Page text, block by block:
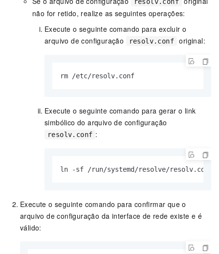
resolv.conf
não for retido, realize as seguintes operações:
Execute o seguinte comando para excluir o
arquivo de configuração
resolv.conf original:
rm /etc/resolv. conf
Execute o seguinte comando para gerar o link
simbólico do arquivo de configuração
resolv.conf :
ln -sf /run/systemd/resolve/resolv. conf
Execute o seguinte comando para confirmar que o
arquivo de configuração da interface de rede existe e é
válido: